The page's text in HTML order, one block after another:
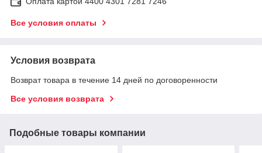
Все условия оплаты
Условия возврата
Возврат товара в течение 14 дней по договоренности
Все условия возврата
Подобные товары компании